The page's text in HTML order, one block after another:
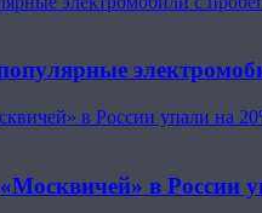
в России упали на
в России